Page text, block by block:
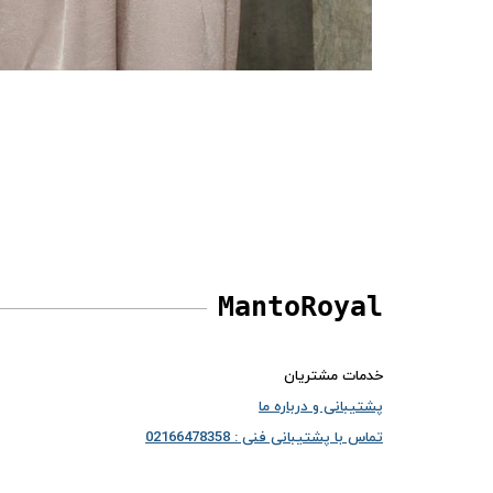
MantoRoyal
خدمات مشتریان
پشتیبانی و درباره ما
تماس با پشتیبانی فنی : 02166478358